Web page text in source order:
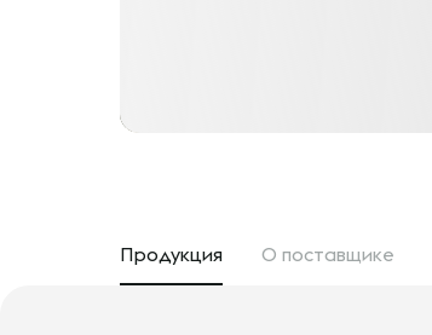
Продукция О поставщике